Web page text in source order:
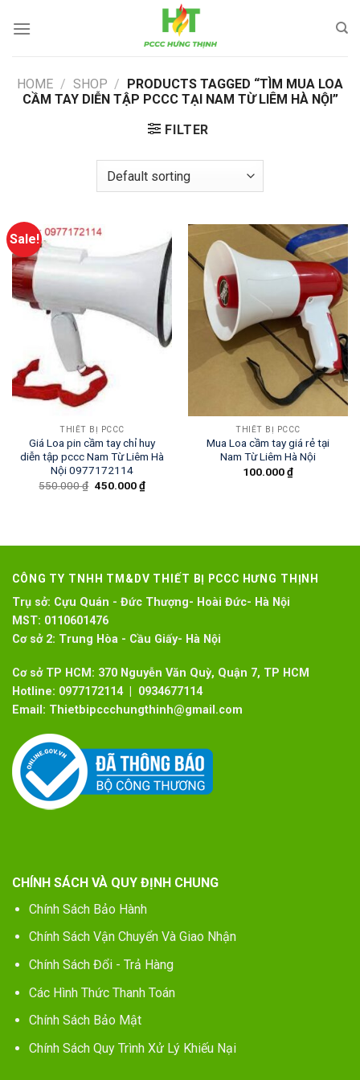
HOME / SHOP / PRODUCTS TAGGED “TÌM MUA LOA
CẦM TAY DIỄN TẬP PCCC TẠI NAM TỪ LIÊM HÀ NỘI”
FILTER
Sale!
THIẾT BỊ PCCC
Giá Loa pin cầm tay chỉ huy
diễn tập pccc Nam Từ Liêm Hà
Nội 0977172114
550.000₫ 450.000₫
THIẾT BỊ PCCC
Mua Loa cầm tay giá rẻ tại
Nam Từ Liêm Hà Nội
100.000₫
CÔNG TY TNHH TM&DV THIẾT BỊ PCCC HƯNG THỊNH
Trụ sở: Cựu Quán - Đức Thượng- Hoài Đức- Hà Nội
MST: 0110601476
Cơ sở 2: Trung Hòa - Cầu Giấy- Hà Nội
Cơ sở TP HCM: 370 Nguyễn Văn Quỳ, Quận 7, TP HCM
Hotline: 0977172114 | 0934677114
Email: Thietbipccchungthinh@gmail.com
CHÍNH SÁCH VÀ QUY ĐỊNH CHUNG
Chính Sách Bảo Hành
Chính Sách Vận Chuyển Và Giao Nhận
Chính Sách Đổi - Trả Hàng
Các Hình Thức Thanh Toán
Chính Sách Bảo Mật
Chính Sách Quy Trình Xử Lý Khiếu Nại